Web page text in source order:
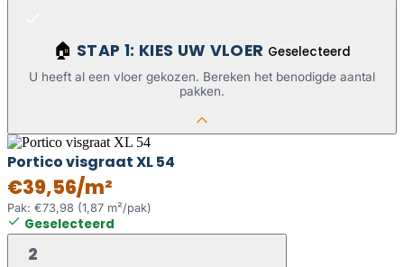
🏠 STAP 1: KIES UW VLOER Geselecteerd
U heeft al een vloer gekozen. Bereken het benodigde aantal
pakken.
Portico visgraat XL 54
€39,56/m²
Pak: €73,98 (1,87 m²/pak)
Geselecteerd
2